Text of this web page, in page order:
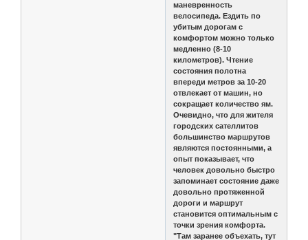
маневренность
велосипеда. Ездить по
убитым дорогам с
комфортом можно только
медленно (8-10
километров). Чтение
состояния полотна
впереди метров за 10-20
отвлекает от машин, но
сокращает количество ям.
Очевидно, что для жителя
городских сателлитов
большинство маршрутов
являются постоянными, а
опыт показывает, что
человек довольно быстро
запоминает состояние даже
довольно протяженной
дороги и маршрут
становится оптимальным с
точки зрения комфорта.
"Там заранее объехать, тут